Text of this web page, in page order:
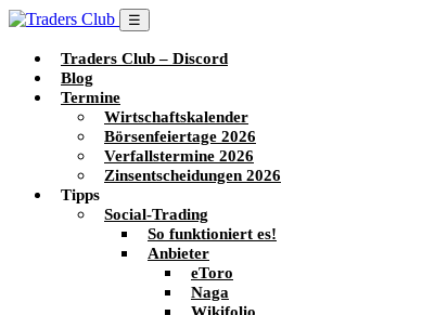
☰
Traders Club – Discord
Blog
Termine
Wirtschaftskalender
Börsenfeiertage 2026
Verfallstermine 2026
Zinsentscheidungen 2026
Tipps
Social-Trading
So funktioniert es!
Anbieter
eToro
Naga
Wikifolio